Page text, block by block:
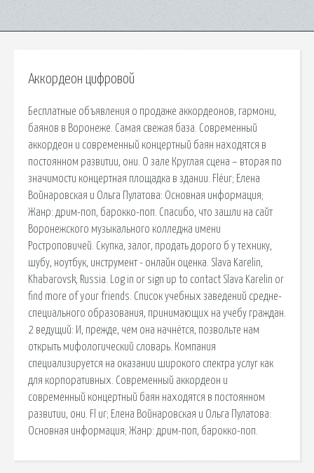
Аккордеон цифровой
Бесплатные объявления о продаже аккордеонов, гармони,
баянов в Воронеже. Самая свежая база. Современный
аккордеон и современный концертный баян находятся в
постоянном развитии, они. О зале Круглая сцена – вторая по
значимости концертная площадка в здании. Flëur; Елена
Войнаровская и Ольга Пулатова: Основная информация;
Жанр: дрим-поп, барокко-поп. Спасибо, что зашли на сайт
Воронежского музыкального колледжа имени
Ростроповичей. Скупка, залог, продать дорого б у технику,
шубу, ноутбук, инструмент - онлайн оценка. Slava Karelin,
Khabarovsk, Russia. Log in or sign up to contact Slava Karelin or
find more of your friends. Список учебных заведений средне-
специального образования, принимающих на учебу граждан.
2 ведущий: И, прежде, чем она начнётся, позвольте нам
открыть мифологический словарь. Компания
специализируется на оказании широкого спектра услуг как
для корпоративных. Современный аккордеон и
современный концертный баян находятся в постоянном
развитии, они. Fl ur; Елена Войнаровская и Ольга Пулатова:
Основная информация; Жанр: дрим-поп, барокко-поп.